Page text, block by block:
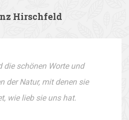
Hirschfeld
die schönen Worte und
der Natur, mit denen sie
wie lieb sie uns hat.